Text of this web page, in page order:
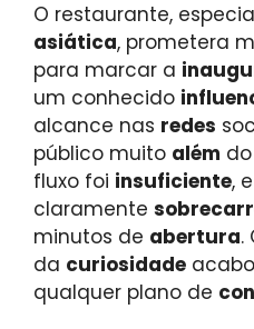
O restaurante,
asiática, prometera
para marcar a
um conhecido
alcance nas redes
público muito além
fluxo foi insuficiente,
claramente
minutos de abertura.
da curiosidade
qualquer plano de